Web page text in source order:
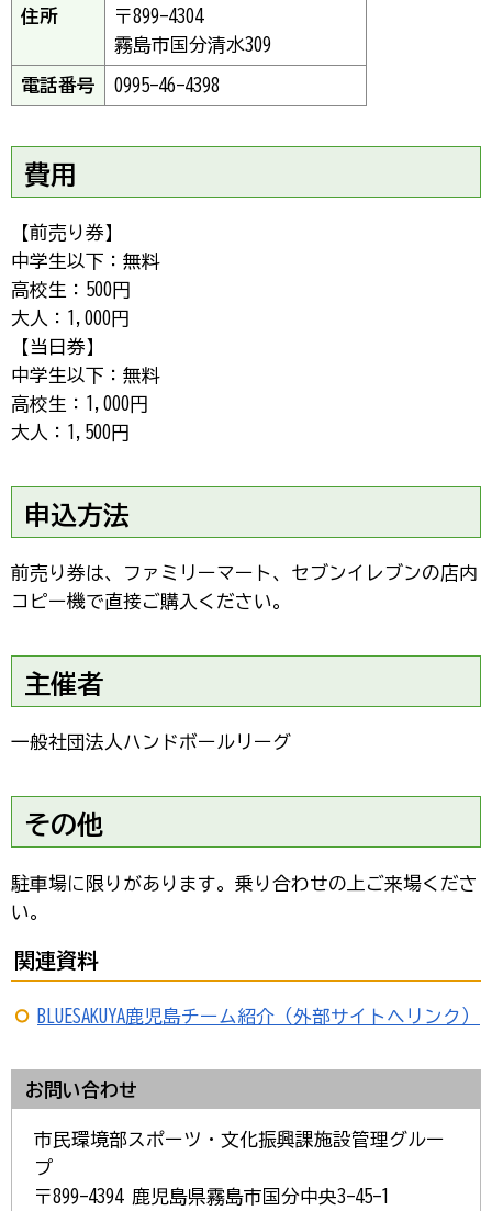
住所
〒899-4304
霧島市国分清水309
電話番号 0995-46-4398
費用
【前売り券】
中学生以下：無料
高校生：500円
大人：1,000円
【当日券】
中学生以下：無料
高校生：1,000円
大人：1,500円
申込方法
前売り券は、ファミリーマート、セブンイレブンの店内
コピー機で直接ご購入ください。
主催者
一般社団法人ハンドボールリーグ
その他
駐車場に限りがあります。乗り合わせの上ご来場くださ
い。
関連資料
BLUESAKUYA鹿児島チーム紹介（外部サイトへリンク）
お問い合わせ
市民環境部スポーツ・文化振興課施設管理グルー
プ
〒899-4394 鹿児島県霧島市国分中央3-45-1